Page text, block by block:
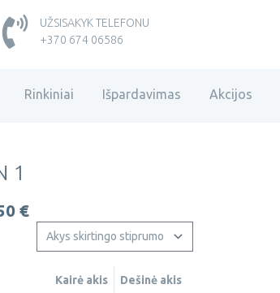
UŽSISAKYK TELEFONU
+370 674 06586
Rinkiniai Išpardavimas Akcijos
1
€
Kairė akis Dešinė akis